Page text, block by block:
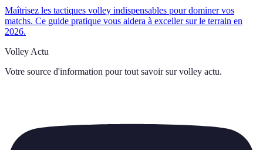
Maîtrisez les tactiques volley indispensables pour dominer vos
matchs. Ce guide pratique vous aidera à exceller sur le terrain en
2026.
Volley Actu
Votre source d'information pour tout savoir sur volley actu.